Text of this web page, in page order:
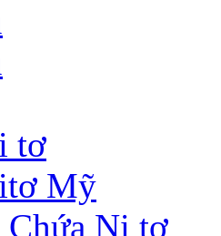
tơ
Mỹ
Ni tơ